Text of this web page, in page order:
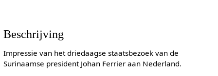
Beschrijving
Impressie van het driedaagse staatsbezoek van de
Surinaamse president Johan Ferrier aan Nederland.